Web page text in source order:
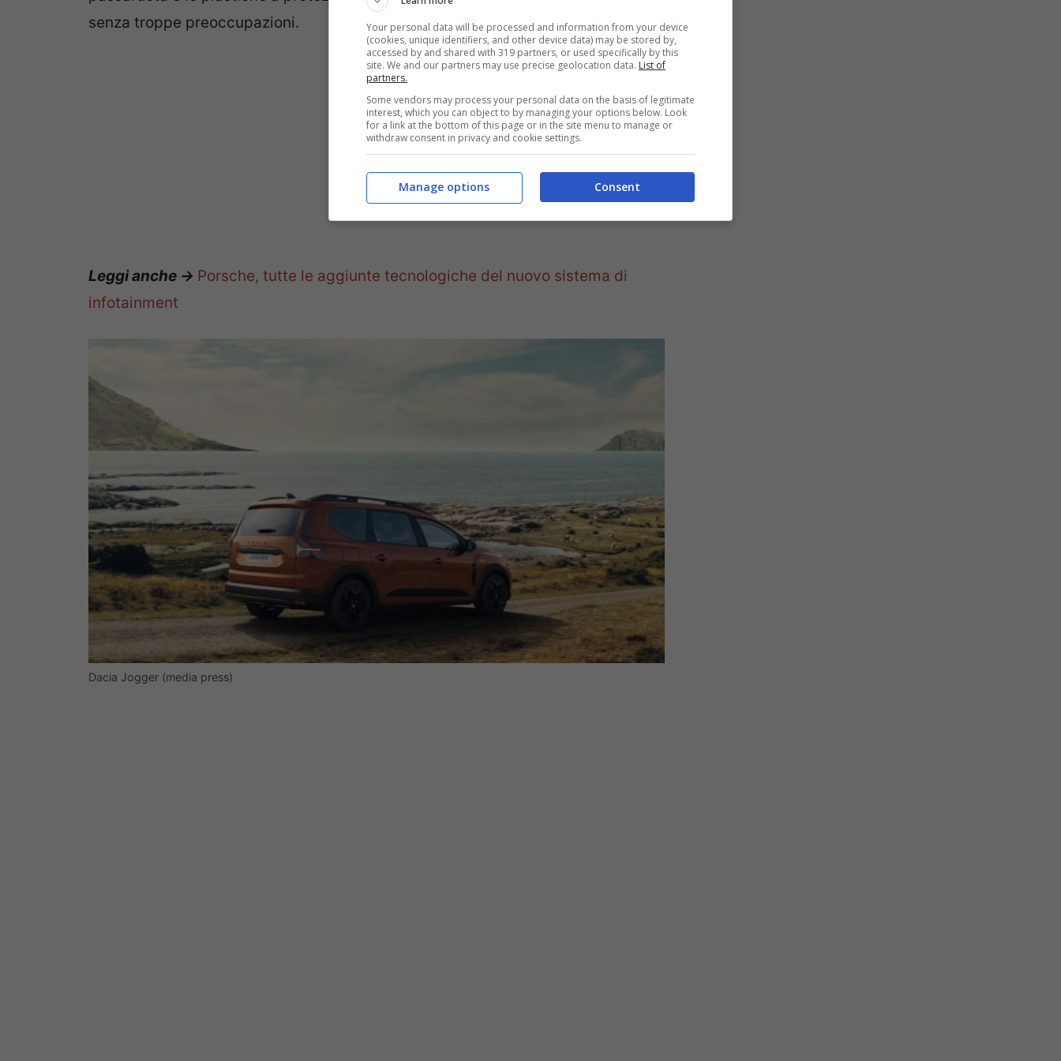
senza troppe preoccupazioni.
Leggi anche -> Porsche, tutte le aggiunte tecnologiche del nuovo sistema di
infotainment
Dacia Jogger (media press)
Your personal data will be processed and information from your device
(cookies, unique identifiers, and other device data) may be stored by,
accessed by and shared with 319 partners, or used specifically by this
site. We and our partners may use precise geolocation data. List of
partners.
Some vendors may process your personal data on the basis of legitimate
interest, which you can object to by managing your options below. Look
for a link at the bottom of this page or in the site menu to manage or
withdraw consent in privacy and cookie settings.
Consent
Manage options